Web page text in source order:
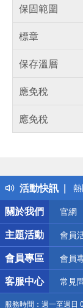
保固範圍
標章
保存溫層
應免稅
應免稅
活動快訊
關於我們
官網
主題活動 會員
會員專區 會員
客服中心 常見
服務時間： 週一至週日